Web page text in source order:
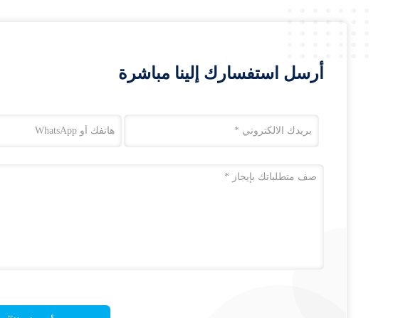
أرسل استفسارك إلينا مباشرة